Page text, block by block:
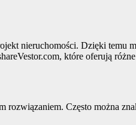
nieruchomości. Dzięki temu
które oferują
Często można